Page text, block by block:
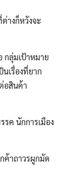
างก็หวังจะ
ลุ่มเป้าหมาย
นเรื่องที่ยาก
อสินค้า
ค นักการเมือง
ค้าถาวรผูกมัด